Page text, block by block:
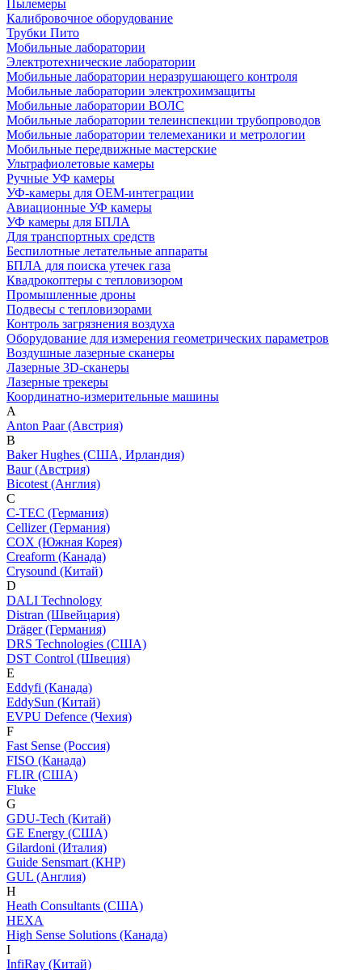
Пылемеры
Калибровочное оборудование
Трубки Пито
Мобильные лаборатории
Электротехнические лаборатории
Мобильные лаборатории неразрушающего контроля
Мобильные лаборатории электрохимзащиты
Мобильные лаборатории ВОЛС
Мобильные лаборатории телеинспекции трубопроводов
Мобильные лаборатории телемеханики и метрологии
Мобильные передвижные мастерские
Ультрафиолетовые камеры
Ручные УФ камеры
УФ-камеры для OEM-интеграции
Авиационные УФ камеры
УФ камеры для БПЛА
Для транспортных средств
Беспилотные летательные аппараты
БПЛА для поиска утечек газа
Квадрокоптеры с тепловизором
Промышленные дроны
Подвесы с тепловизорами
Контроль загрязнения воздуха
Оборудование для измерения геометрических параметров
Воздушные лазерные сканеры
Лазерные 3D-сканеры
Лазерные трекеры
Координатно-измерительные машины
A
Anton Paar (Австрия)
B
Baker Hughes (США, Ирландия)
Baur (Австрия)
Bicotest (Англия)
C
C-TEC (Германия)
Cellizer (Германия)
COX (Южная Корея)
Creaform (Канада)
Crysound (Китай)
D
DALI Technology
Distran (Швейцария)
Dräger (Германия)
DRS Technologies (США)
DST Control (Швеция)
E
Eddyfi (Канада)
EddySun (Китай)
EVPU Defence (Чехия)
F
Fast Sense (Россия)
FISO (Канада)
FLIR (США)
Fluke
G
GDU-Tech (Китай)
GE Energy (США)
Gilardoni (Италия)
Guide Sensmart (КНР)
GUL (Англия)
H
Heath Consultants (США)
HEXA
High Sense Solutions (Канада)
I
InfiRay (Китай)